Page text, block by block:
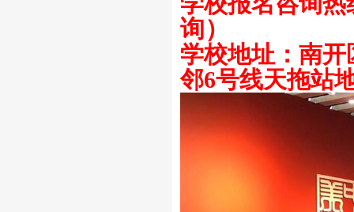
询）
学校地址：南开
邻6号线天拖站